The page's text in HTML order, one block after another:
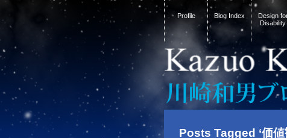
Profile Blog Index
Design
Disability
Posts Tagged ‘価値